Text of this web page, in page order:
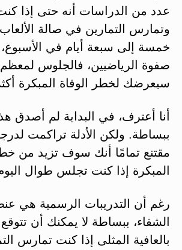
عدد من الدراسات أنه حتى إذا كنت
وتمارس التمارين في صالة
خمسة إلى سبعة أيام في
صفوة الرياضيين، فالجلوس
سيعرضك لخطر الوفاة المبكرة
أنا أعترف، في البداية لم أصدق
ببساطة. ولكن الأدلة تراكمت
مقتنع تمامًا أنك سوف تزيد من
المبكرة إذا كنت تجلس طوال
رغم أن التدريبات الرسمية هي
الشفاء، ببساطة لا يمكنك أن
بالعافية المثلى إذا كنت تمارس